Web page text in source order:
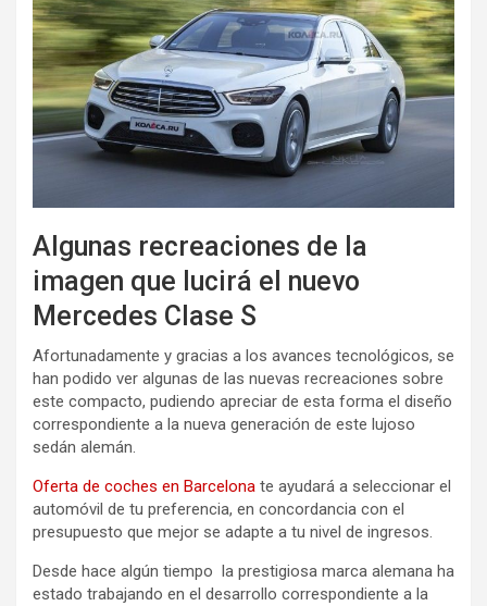
Algunas recreaciones de la
imagen que lucirá el nuevo
Mercedes Clase S
Afortunadamente y gracias a los avances tecnológicos, se
han podido ver algunas de las nuevas recreaciones sobre
este compacto, pudiendo apreciar de esta forma el diseño
correspondiente a la nueva generación de este lujoso
sedán alemán.
Oferta de coches en Barcelona te ayudará a seleccionar el
automóvil de tu preferencia, en concordancia con el
presupuesto que mejor se adapte a tu nivel de ingresos.
Desde hace algún tiempo la prestigiosa marca alemana ha
estado trabajando en el desarrollo correspondiente a la